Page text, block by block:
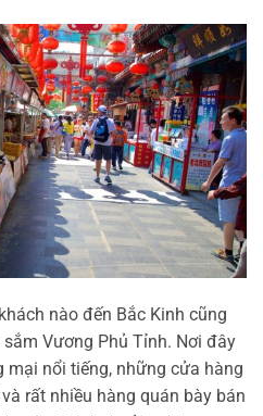
nào đến Bắc Kinh cũng
Vương Phủ Tỉnh. Nơi đây
nổi tiếng, những cửa hàng
rất nhiều hàng quán bày bán